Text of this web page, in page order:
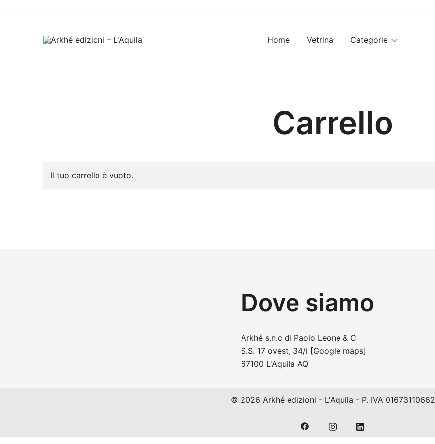
Home Vetrina Categorie
Carrello
Il tuo carrello è vuoto.
Dove siamo
Arkhé s.n.c di Paolo Leone & C
S.S. 17 ovest, 34/i [Google maps]
67100 L'Aquila AQ
© 2026 Arkhé edizioni - L'Aquila - P. IVA 01673110662